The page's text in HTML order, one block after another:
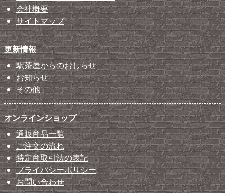
会社概要
サイトマップ
更新情報
駅茶屋からのおしらせ
お知らせ
その他
オンラインショップ
通販商品一覧
ご注文の流れ
特定商取引法の表記
プライバシーポリシー
お問い合わせ